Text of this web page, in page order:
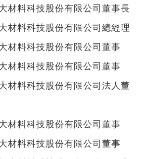
材料科技股份有限公司董事長
材料科技股份有限公司總經理
材料科技股份有限公司董事
材料科技股份有限公司董事
材料科技股份有限公司法人董
材料科技股份有限公司董事
材料科技股份有限公司董事